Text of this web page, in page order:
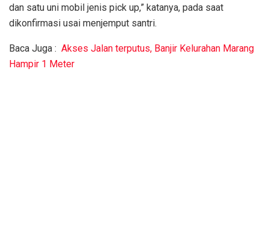
dan satu uni mobil jenis pick up,” katanya, pada saat
dikonfirmasi usai menjemput santri.
Baca Juga : Akses Jalan terputus, Banjir Kelurahan Marang
Hampir 1 Meter